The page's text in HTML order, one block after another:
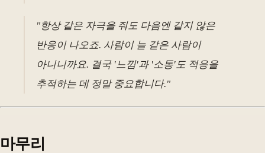
"항상 같은 자극을 줘도 다음엔 같지 않은
반응이 나오죠. 사람이 늘 같은 사람이
아니니까요. 결국 '느낌'과 '소통'도 적응을
추적하는 데 정말 중요합니다."
마무리